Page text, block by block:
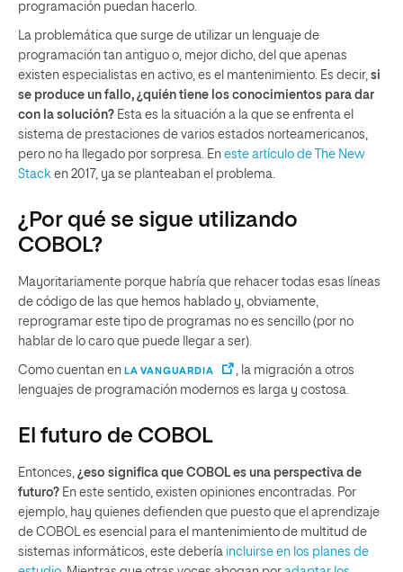
programación puedan hacerlo.
La problemática que surge de utilizar un lenguaje de
programación tan antiguo o, mejor dicho, del que apenas
existen especialistas en activo, es el mantenimiento. Es decir, si
se produce un fallo, ¿quién tiene los conocimientos para dar
con la solución? Esta es la situación a la que se enfrenta el
sistema de prestaciones de varios estados norteamericanos,
pero no ha llegado por sorpresa. En este artículo de The New
Stack en 2017, ya se planteaban el problema.
¿Por qué se sigue utilizando
COBOL?
Mayoritariamente porque habría que rehacer todas esas líneas
de código de las que hemos hablado y, obviamente,
reprogramar este tipo de programas no es sencillo (por no
hablar de lo caro que puede llegar a ser).
Como cuentan en LA VANGUARDIA
, la migración a otros
lenguajes de programación modernos es larga y costosa.
El futuro de COBOL
Entonces, ¿eso significa que COBOL es una perspectiva de
futuro? En este sentido, existen opiniones encontradas. Por
ejemplo, hay quienes defienden que puesto que el aprendizaje
de COBOL es esencial para el mantenimiento de multitud de
sistemas informáticos, este debería incluirse en los planes de